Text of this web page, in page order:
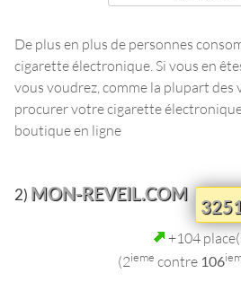
De plus en plus de personnes
cigarette électronique. Si vous en
vous voudrez, comme la plupart des
procurer votre cigarette électronique
boutique en ligne
2) MON-REVEIL.COM
3251
+104
(2ieme contre 106